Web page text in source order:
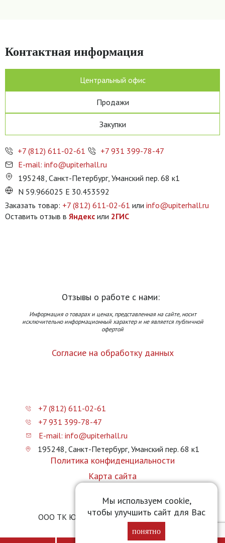
Мы используем cookie,
чтобы улучшить сайт для Вас
понятно
Контактная информация
Центральный офис
Продажи
Закупки
+7 (812) 611-02-61
+7 931 399-78-47
E-mail: info@upiterhall.ru
195248, Санкт-Петербург, Уманский пер. 68 к1
N 59.966025 E 30.453592
Заказать товар: +7 (812) 611-02-61 или info@upiterhall.ru
Оставить отзыв в Яндекс или 2ГИС
Отзывы о работе с нами:
Информация о товарах и ценах, представленная на сайте, носит
исключительно информационный характер и не является публичной
офертой
Согласие на обработку данных
+7 (812) 611-02-61
+7 931 399-78-47
E-mail: info@upiterhall.ru
195248, Санкт-Петербург, Уманский пер. 68 к1
Политика конфиденциальности
Карта сайта
ООО ТК Юпитер Холл © 2026 upiterhall.ru